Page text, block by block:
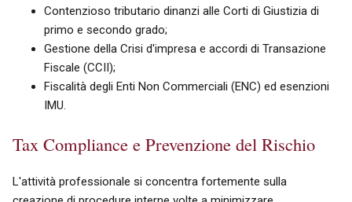
Contenzioso tributario dinanzi alle Corti di Giustizia di
primo e secondo grado;
Gestione della Crisi d'impresa e accordi di Transazione
Fiscale (CCII);
Fiscalità degli Enti Non Commerciali (ENC) ed esenzioni
IMU.
Tax Compliance e Prevenzione del Rischio
L'attività professionale si concentra fortemente sulla